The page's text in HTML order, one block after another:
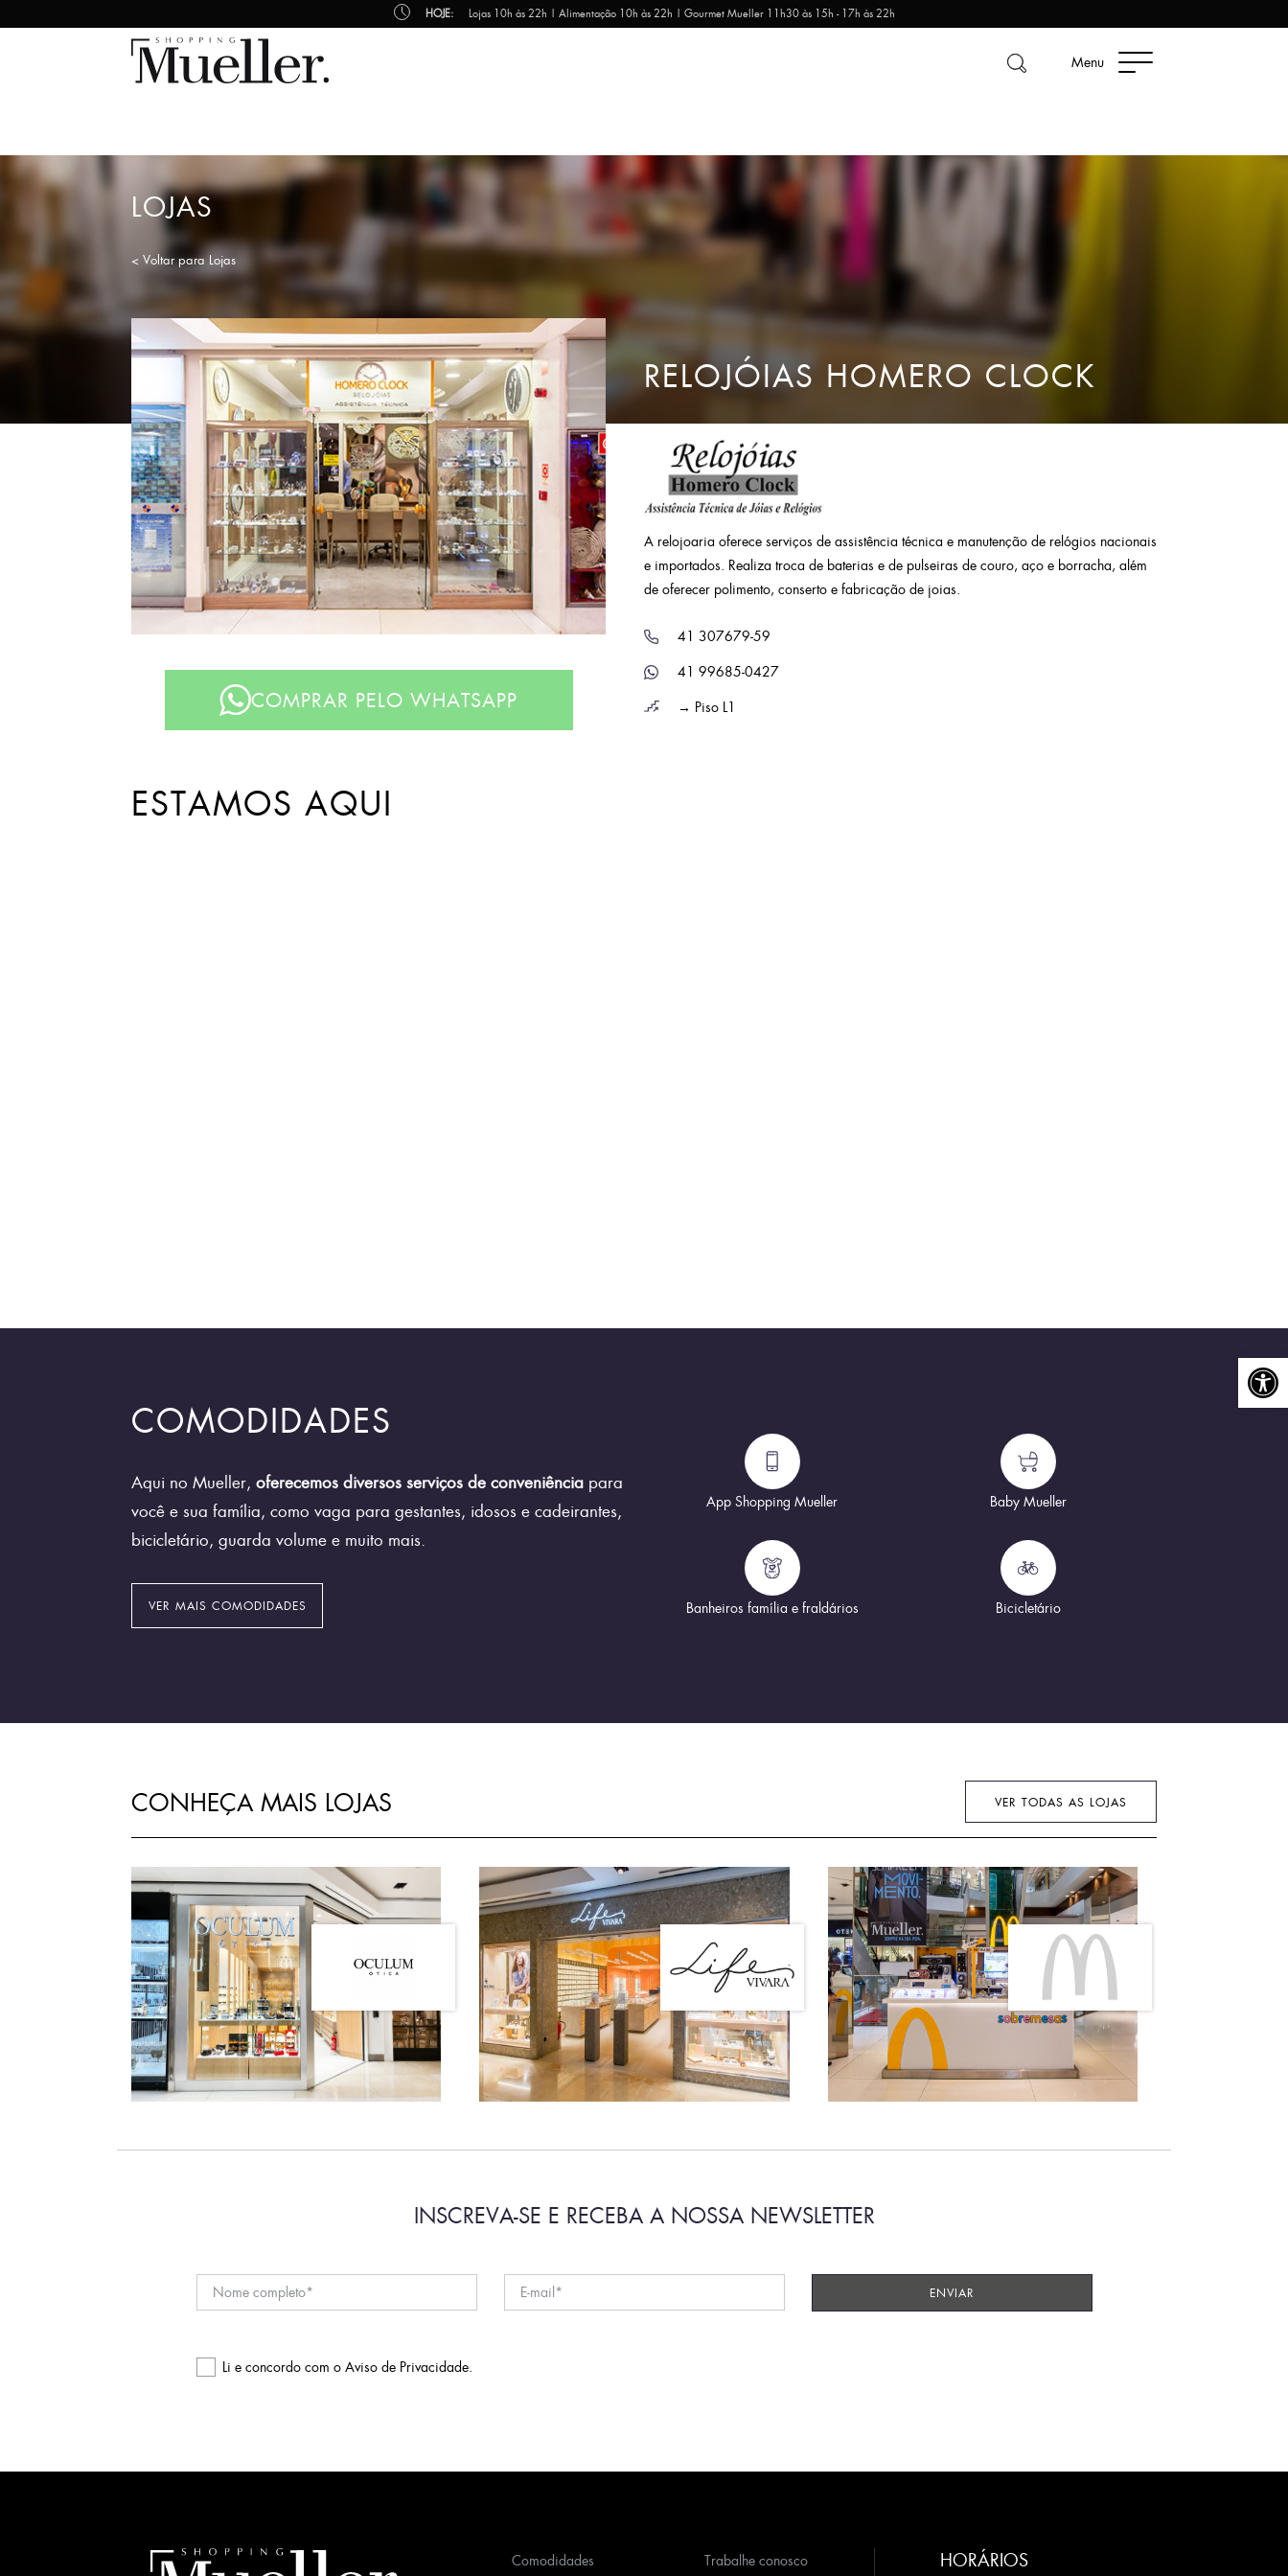
Abrir
HOJE: Lojas 10h às 22h | Alimentação 10h às 22h | Gourmet Mueller 11h30 às 15h - 17h às 22h
Menu
LOJAS
< Voltar para Lojas
RELOJÓIAS HOMERO CLOCK
COMPRAR PELO WHATSAPP
A relojoaria oferece serviços de assistência técnica e manutenção de relógios nacionais
e importados. Realiza troca de baterias e de pulseiras de couro, aço e borracha, além
de oferecer polimento, conserto e fabricação de joias.
41 307679-59
41 99685-0427
→ Piso L1
ESTAMOS AQUI
COMODIDADES
Aqui no Mueller, oferecemos diversos serviços de conveniência para
você e sua família, como vaga para gestantes, idosos e cadeirantes,
bicicletário, guarda volume e muito mais.
VER MAIS COMODIDADES
App Shopping Mueller Baby Mueller
Banheiros família e fraldários Bicicletário
CONHEÇA MAIS LOJAS VER TODAS AS LOJAS
INSCREVA-SE E RECEBA A NOSSA NEWSLETTER
Li e concordo com o Aviso de Privacidade.
this
Comodidades Trabalhe conosco HORÁRIOS